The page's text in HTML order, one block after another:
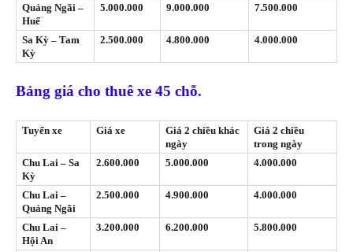
Quảng Ngãi –
Huế
5.000.000 9.000.000 7.500.000
Sa Kỳ – Tam
Kỳ
2.500.000 4.800.000 4.000.000
Bảng giá cho thuê xe 45 chỗ.
Tuyến xe Giá xe
Giá 2 chiều khác
ngày
Giá 2 chiều
trong ngày
Chu Lai – Sa
Kỳ
2.600.000 5.000.000 4.000.000
Chu Lai –
Quảng Ngãi
2.500.000 4.900.000 4.000.000
Chu Lai –
Hội An
3.200.000 6.200.000 5.800.000